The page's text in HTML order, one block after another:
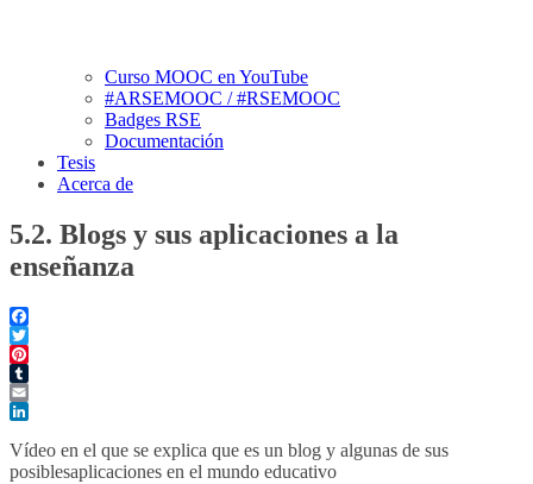
Curso MOOC en YouTube
#ARSEMOOC / #RSEMOOC
Badges RSE
Documentación
Tesis
Acerca de
5.2. Blogs y sus aplicaciones a la
enseñanza
Facebook
Twitter
Pinterest
Tumblr
Email
Vídeo en el que se explica que es un blog y algunas de sus
posiblesaplicaciones en el mundo educativo